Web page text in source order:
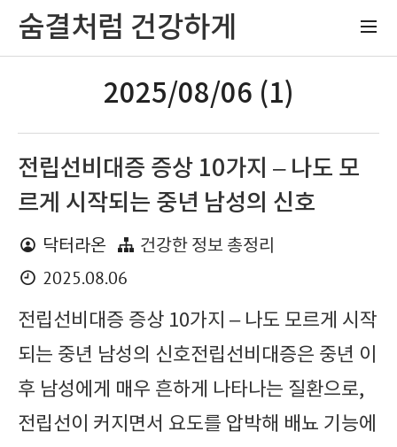
숨결처럼 건강하게
2025/08/06 (1)
전립선비대증 증상 10가지 – 나도 모
르게 시작되는 중년 남성의 신호
닥터라온 건강한 정보 총정리
2025.08.06
전립선비대증 증상 10가지 – 나도 모르게 시작
되는 중년 남성의 신호전립선비대증은 중년 이
후 남성에게 매우 흔하게 나타나는 질환으로,
전립선이 커지면서 요도를 압박해 배뇨 기능에